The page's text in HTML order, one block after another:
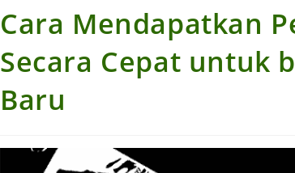
Cara Mendapatkan
Secara Cepat untuk
Baru